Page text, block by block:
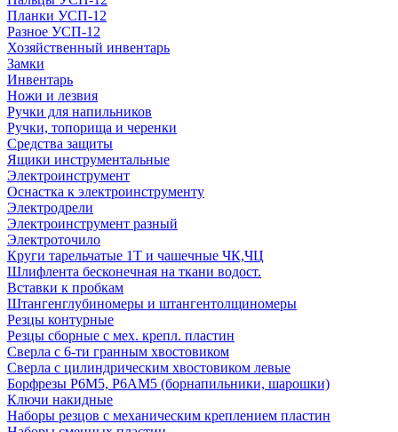
Планки УСП-12
Разное УСП-12
Хозяйственный инвентарь
Замки
Инвентарь
Ножи и лезвия
Ручки для напильников
Ручки, топорища и черенки
Средства защиты
Ящики инструментальные
Электроинструмент
Оснастка к электроинструменту
Электродрели
Электроинструмент разный
Электроточило
Круги тарельчатые 1Т и чашечные ЧК,ЧЦ
Шлифлента бесконечная на ткани водост.
Вставки к пробкам
Штангенглубиномеры и штангентолщиномеры
Резцы контурные
Резцы сборные с мех. крепл. пластин
Сверла с 6-ти гранным хвостовиком
Сверла с цилиндрическим хвостовиком левые
Борфрезы Р6М5, Р6АМ5 (борнапильники, шарошки)
Ключи накидные
Наборы резцов с механическим креплением пластин